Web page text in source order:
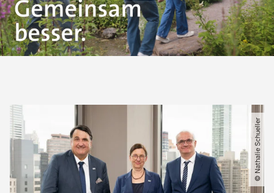
© Nathalie Schueller